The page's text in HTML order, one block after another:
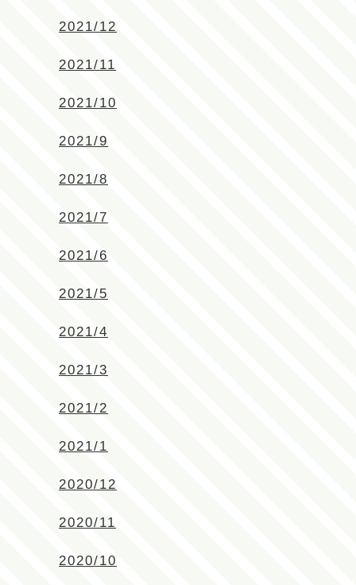
2021/12
2021/11
2021/10
2021/9
2021/8
2021/7
2021/6
2021/5
2021/4
2021/3
2021/2
2021/1
2020/12
2020/11
2020/10